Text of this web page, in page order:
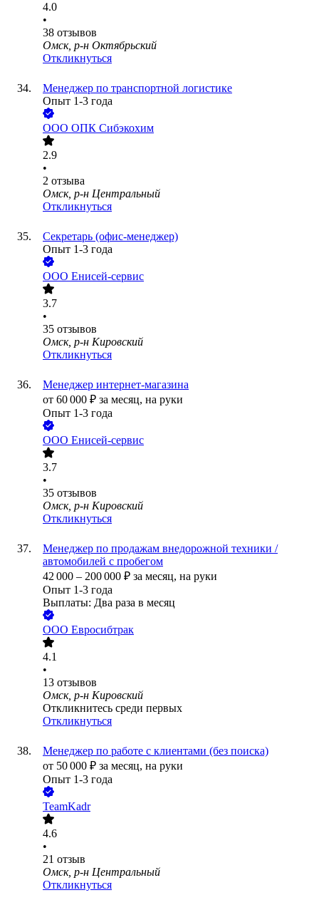
4.0
•
38 отзывов
Омск, р-н Октябрьский
Откликнуться
Менеджер по транспортной логистике
Опыт 1-3 года
ООО ОПК Сибэкохим
2.9
•
2 отзыва
Омск, р-н Центральный
Откликнуться
Секретарь (офис-менеджер)
Опыт 1-3 года
ООО Енисей-сервис
3.7
•
35 отзывов
Омск, р-н Кировский
Откликнуться
Менеджер интернет-магазина
от 60 000 ₽ за месяц, на руки
Опыт 1-3 года
ООО Енисей-сервис
3.7
•
35 отзывов
Омск, р-н Кировский
Откликнуться
Менеджер по продажам внедорожной техники /
автомобилей с пробегом
42 000 – 200 000 ₽ за месяц, на руки
Опыт 1-3 года
Выплаты: Два раза в месяц
ООО Евросибтрак
4.1
•
13 отзывов
Омск, р-н Кировский
Откликнитесь среди первых
Откликнуться
Менеджер по работе с клиентами (без поиска)
от 50 000 ₽ за месяц, на руки
Опыт 1-3 года
TeamKadr
4.6
•
21 отзыв
Омск, р-н Центральный
Откликнуться